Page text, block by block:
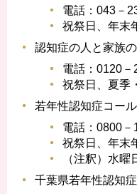
電話：043－
祝祭日、年末
認知症の人と家族
電話：0120－
祝祭日、夏季
若年性認知症コー
電話：0800
祝祭日、年末
（注釈）水
千葉県若年性認知